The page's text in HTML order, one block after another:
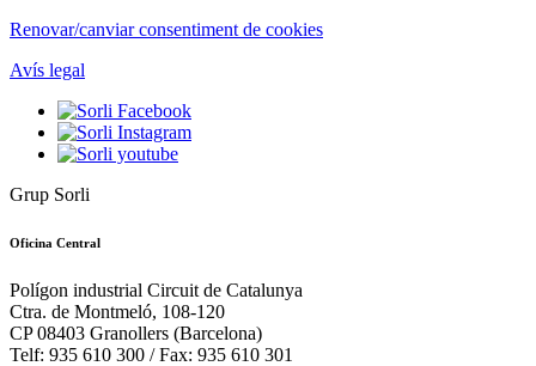
Renovar/canviar consentiment de cookies
Avís legal
Grup Sorli
Oficina Central
Polígon industrial Circuit de Catalunya
Ctra. de Montmeló, 108-120
CP 08403 Granollers (Barcelona)
Telf: 935 610 300 / Fax: 935 610 301